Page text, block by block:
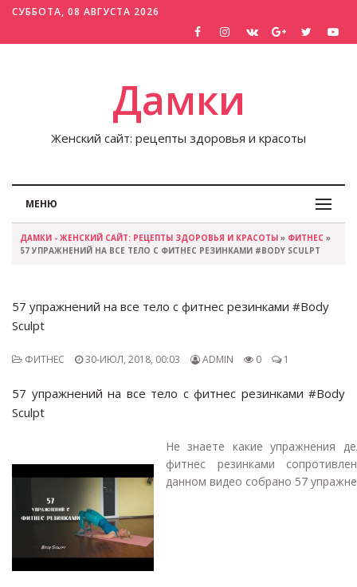
СУББОТА, 08 АВГУСТА 2026
Дамки
Женский сайт: рецепты здоровья и красоты
МЕНЮ
ДАМКИ - ЖЕНСКИЙ САЙТ: РЕЦЕПТЫ ЗДОРОВЬЯ И КРАСОТЫ » ФИТНЕС »
57 УПРАЖНЕНИЙ НА ВСЕ ТЕЛО С ФИТНЕС РЕЗИНКАМИ #BODY SCULPT
57 упражнений на все тело с фитнес резинками #Body
Sculpt
ФИТНЕС 30-ИЮЛ, 2018, 00:03 ADMIN 0 1
57 упражнений на все тело с фитнес резинками #Body
Sculpt
Не знаете какие упражнения
фитнес резинками
данном видео собрано 57